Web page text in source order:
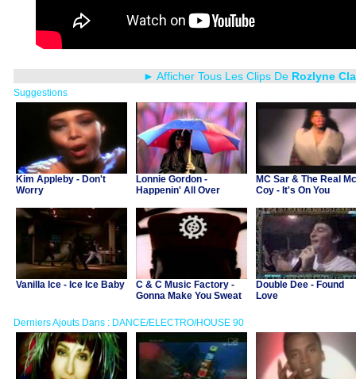
► Afficher Tous Les Clips De Rozlyne
Suggestions
Kim Appleby - Don't
Worry
Lonnie Gordon -
Happenin' All Over
MC Sar & The Real Mc
Coy - It's On You
Vanilla Ice - Ice Ice Baby
C & C Music Factory -
Gonna Make You Sweat
Double Dee - Found
Love
Derniers Ajouts Dans : DANCE/ELECTRO/HOUSE 90